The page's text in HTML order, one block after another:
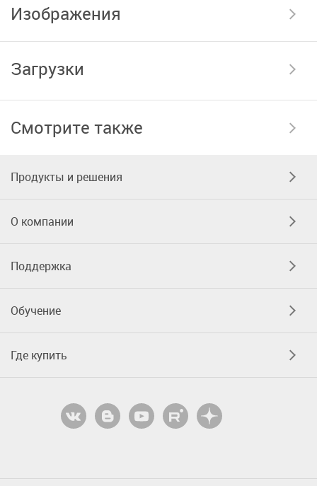
Изображения
Загрузки
Смотрите также
Продукты и решения
О компании
Поддержка
Обучение
Где купить